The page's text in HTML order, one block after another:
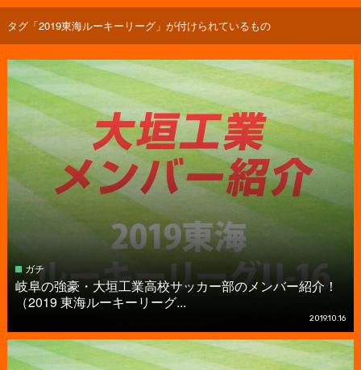
タグ「2019東海ルーキーリーグ」が付けられているもの
ガチ
岐阜の強豪・大垣工業高校サッカー部のメンバー紹介！
（2019 東海ルーキーリーグ...
2019.10.16